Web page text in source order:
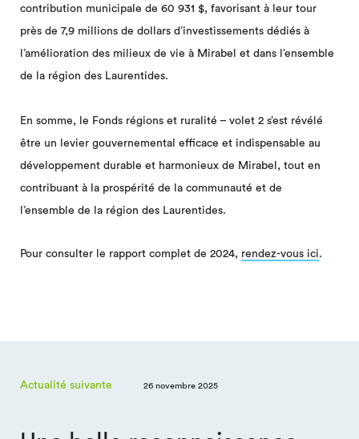
contribution municipale de 60 931 $, favorisant à leur tour
près de 7,9 millions de dollars d’investissements dédiés à
l’amélioration des milieux de vie à Mirabel et dans l’ensemble
de la région des Laurentides.
En somme, le Fonds régions et ruralité – volet 2 s’est révélé
être un levier gouvernemental efficace et indispensable au
développement durable et harmonieux de Mirabel, tout en
contribuant à la prospérité de la communauté et de
l’ensemble de la région des Laurentides.
Pour consulter le rapport complet de 2024, rendez-vous ici.
Actualité suivante 26 novembre 2025